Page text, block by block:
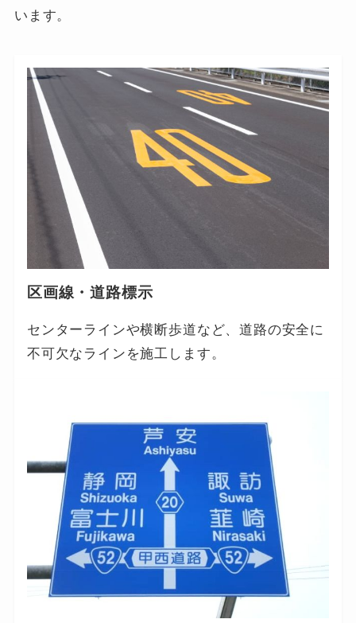
います。
区画線・道路標示
センターラインや横断歩道など、道路の安全に
不可欠なラインを施工します。